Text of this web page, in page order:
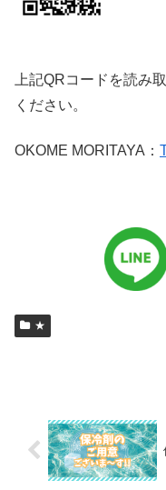
上記QRコードを読み
ください。
OKOME MORITAYA：
★